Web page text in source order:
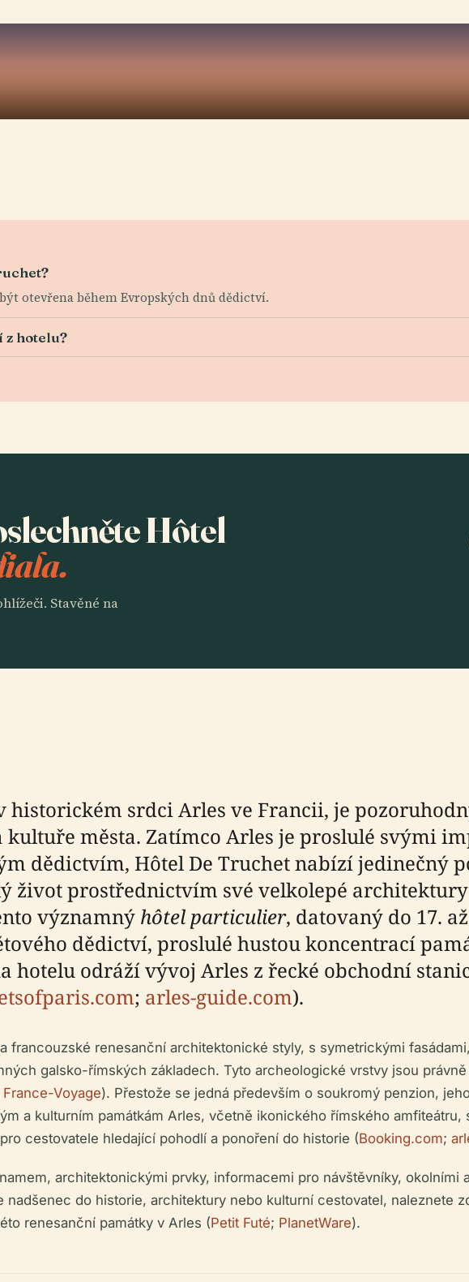
otevřena během Evropských dnů dědictví.
z hotelu?
Hôtel
Stavěné na
historickém srdci Arles ve Francii, je
města. Zatímco Arles je proslulé svými
dědictvím, Hôtel De Truchet nabízí jedinečný
život prostřednictvím své velkolepé
významný hôtel particulier, datovaný do 17.
dědictví, proslulé hustou koncentrací
hotelu odráží vývoj Arles z řecké obchodní
; arles-guide.com).
francouzské renesanční architektonické styly, s symetrickými
galsko-římských základech. Tyto archeologické vrstvy jsou
France-Voyage). Přestože se jedná především o soukromý penzion,
a kulturním památkám Arles, včetně ikonického římského amfiteátru,
cestovatele hledající pohodlí a ponoření do historie (Booking.com;
architektonickými prvky, informacemi pro návštěvníky, okolními
do historie, architektury nebo kulturní cestovatel, naleznete
renesanční památky v Arles (Petit Futé; PlanetWare).